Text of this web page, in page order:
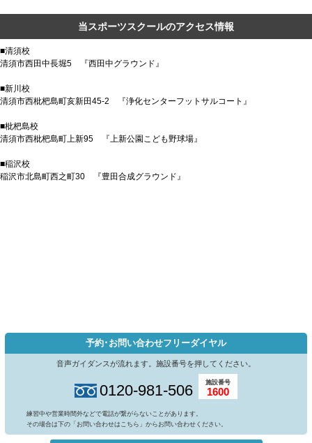
当スポーツスクールのアクセス情報
■清須校
清須市西田中長堀5 『西田中グラウンド』
■新川校
清須市西枇杷島町亥新田45-2 『浄化センターフットサルコート』
■枇杷島校
清須市西枇杷島町上新95 『上新公園こども野球場』
■稲沢校
稲沢市北島町西之町30 『豊田合成グラウンド』
予約･お問い合わせフリーダイヤル
音声ガイダンスが流れます。施設番号を押してください。
0120-981-506 施設番号
1600
練習中や営業時間外などで電話が繋がらないことがあります。
その場合は下の「お問い合わせはこちら」からお問い合わせください。